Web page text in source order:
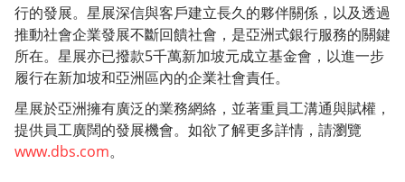
行的發展。星展深信與客戶建立長久的夥伴關係，以及透過
推動社會企業發展不斷回饋社會，是亞洲式銀行服務的關鍵
所在。星展亦已撥款5千萬新加坡元成立基金會，以進一步
履行在新加坡和亞洲區內的企業社會責任。
星展於亞洲擁有廣泛的業務網絡，並著重員工溝通與賦權，
提供員工廣闊的發展機會。如欲了解更多詳情，請瀏覽
www.dbs.com。